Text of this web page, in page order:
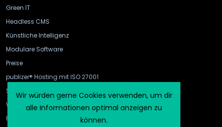
Green IT
Headless CMS
Künstliche Intelligenz
Modulare Software
Preise
publizer® Hosting mit ISO 27001
Schnittstellen
WebHook und API Gateway
FAQ
Wir würden gerne Cookies verwenden, um dir
alle Informationen optimal anzeigen zu
können.